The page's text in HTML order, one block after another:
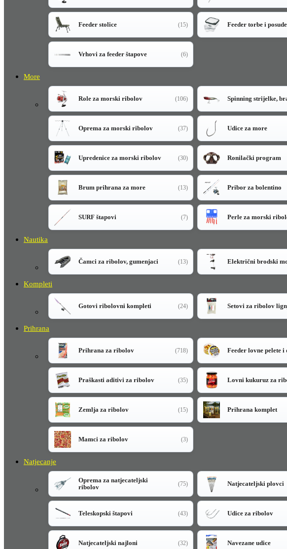
Feeder stolice (15) Feeder torbe i posude
Vrhovi za feeder štapove (6)
More
Role za morski ribolov (106) Spinning strijelke,
Oprema za morski ribolov (37) Udice za more
Upredenice za morski ribolov (30) Ronilački program
Brum prihrana za more (13) Pribor za bolentino
SURF štapovi (7) Perle za morski
Nautika
Čamci za ribolov, gumenjaci (13) Električni brodski
Kompleti
Gotovi ribolovni kompleti (24) Setovi za ribolov
Prihrana
Prihrana za ribolov (718) Feeder lovne pelete
Praškasti aditivi za ribolov (35) Lovni kukuruz za
Zemlja za ribolov (15) Prihrana komplet
Mamci za ribolov (3)
Natjecanje
Oprema za natjecateljski
ribolov
(75) Natjecateljski plovci
Teleskopski štapovi (43) Udice za ribolov
Natjecateljski najloni (32) Navezane udice